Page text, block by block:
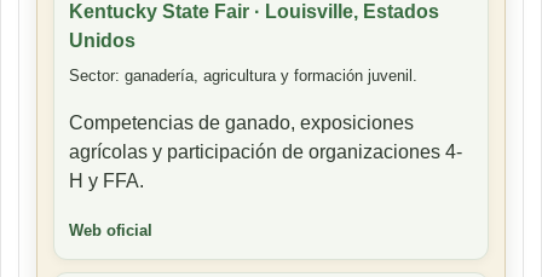
Kentucky State Fair · Louisville, Estados
Unidos
Sector: ganadería, agricultura y formación juvenil.
Competencias de ganado, exposiciones
agrícolas y participación de organizaciones 4-
H y FFA.
Web oficial